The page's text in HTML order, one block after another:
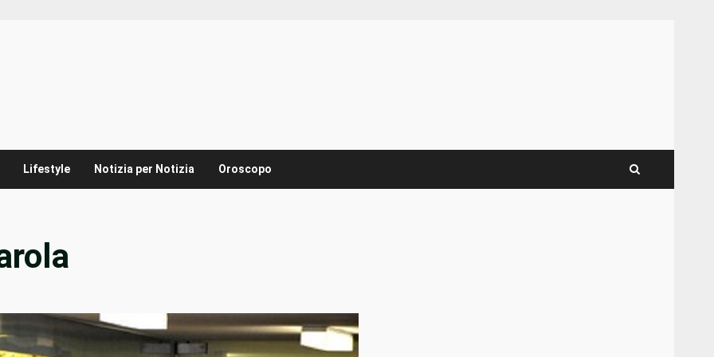
Lifestyle Notizia per Notizia Oroscopo